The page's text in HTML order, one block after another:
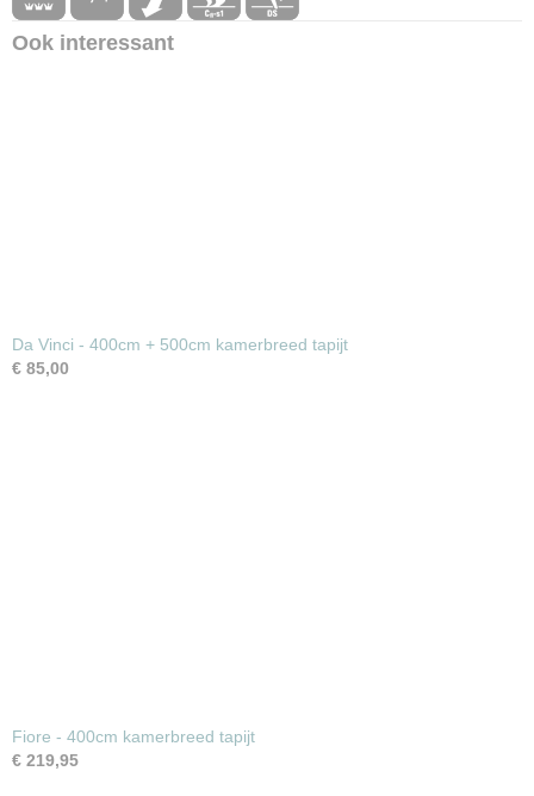
Ook interessant
Da Vinci - 400cm + 500cm kamerbreed tapijt
€ 85,00
Fiore - 400cm kamerbreed tapijt
€ 219,95